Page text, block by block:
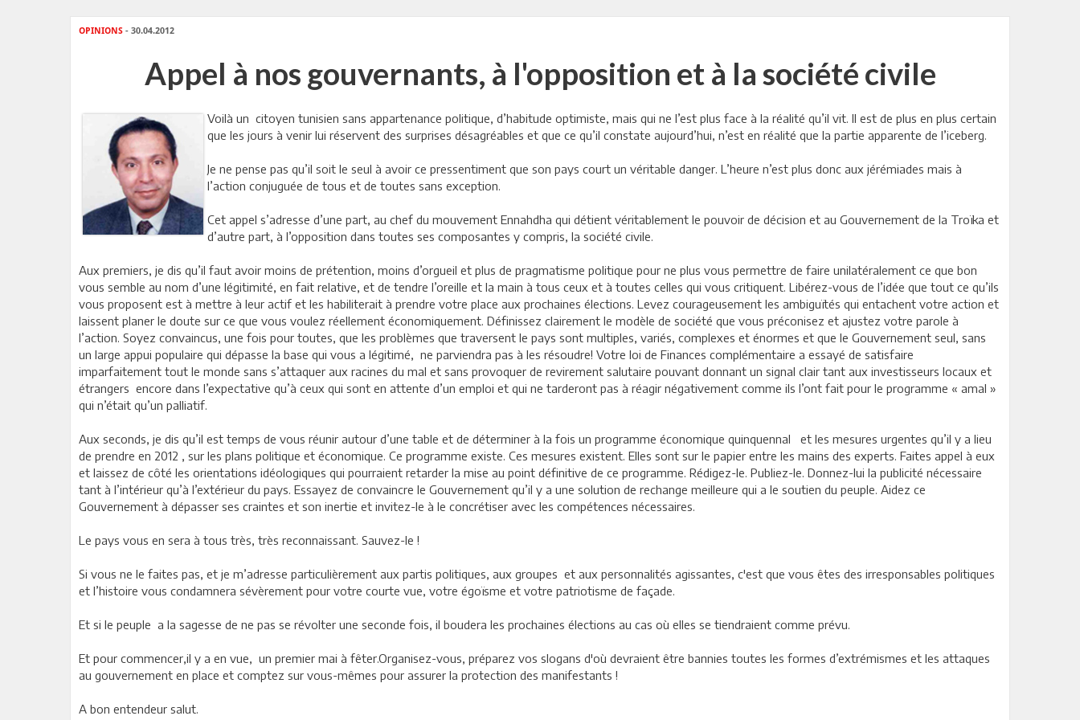
OPINIONS - 30.04.2012
Appel à nos gouvernants, à l'opposition et à la société civile
Voilà un citoyen tunisien sans appartenance politique, d’habitude optimiste, mais qui ne l’est plus face à la réalité qu’il vit. Il est de plus en plus certain
que les jours à venir lui réservent des surprises désagréables et que ce qu’il constate aujourd’hui, n’est en réalité que la partie apparente de l’iceberg.
Je ne pense pas qu’il soit le seul à avoir ce pressentiment que son pays court un véritable danger. L’heure n’est plus donc aux jérémiades mais à
l’action conjuguée de tous et de toutes sans exception.
Cet appel s’adresse d’une part, au chef du mouvement Ennahdha qui détient véritablement le pouvoir de décision et au Gouvernement de la Troïka et
d’autre part, à l’opposition dans toutes ses composantes y compris, la société civile.
Aux premiers, je dis qu’il faut avoir moins de prétention, moins d’orgueil et plus de pragmatisme politique pour ne plus vous permettre de faire unilatéralement ce que bon
vous semble au nom d’une légitimité, en fait relative, et de tendre l’oreille et la main à tous ceux et à toutes celles qui vous critiquent. Libérez-vous de l’idée que tout ce qu’ils
vous proposent est à mettre à leur actif et les habiliterait à prendre votre place aux prochaines élections. Levez courageusement les ambiguïtés qui entachent votre action et
laissent planer le doute sur ce que vous voulez réellement économiquement. Définissez clairement le modèle de société que vous préconisez et ajustez votre parole à
l’action. Soyez convaincus, une fois pour toutes, que les problèmes que traversent le pays sont multiples, variés, complexes et énormes et que le Gouvernement seul, sans
un large appui populaire qui dépasse la base qui vous a légitimé, ne parviendra pas à les résoudre! Votre loi de Finances complémentaire a essayé de satisfaire
imparfaitement tout le monde sans s’attaquer aux racines du mal et sans provoquer de revirement salutaire pouvant donnant un signal clair tant aux investisseurs locaux et
étrangers encore dans l’expectative qu’à ceux qui sont en attente d’un emploi et qui ne tarderont pas à réagir négativement comme ils l’ont fait pour le programme « amal »
qui n’était qu’un palliatif.
Aux seconds, je dis qu’il est temps de vous réunir autour d’une table et de déterminer à la fois un programme économique quinquennal et les mesures urgentes qu’il y a lieu
de prendre en 2012 , sur les plans politique et économique. Ce programme existe. Ces mesures existent. Elles sont sur le papier entre les mains des experts. Faites appel à eux
et laissez de côté les orientations idéologiques qui pourraient retarder la mise au point définitive de ce programme. Rédigez-le. Publiez-le. Donnez-lui la publicité nécessaire
tant à l’intérieur qu’à l’extérieur du pays. Essayez de convaincre le Gouvernement qu’il y a une solution de rechange meilleure qui a le soutien du peuple. Aidez ce
Gouvernement à dépasser ses craintes et son inertie et invitez-le à le concrétiser avec les compétences nécessaires.
Le pays vous en sera à tous très, très reconnaissant. Sauvez-le !
Si vous ne le faites pas, et je m’adresse particulièrement aux partis politiques, aux groupes et aux personnalités agissantes, c'est que vous êtes des irresponsables politiques
et l’histoire vous condamnera sévèrement pour votre courte vue, votre égoïsme et votre patriotisme de façade.
Et si le peuple a la sagesse de ne pas se révolter une seconde fois, il boudera les prochaines élections au cas où elles se tiendraient comme prévu.
Et pour commencer,il y a en vue, un premier mai à fêter.Organisez-vous, préparez vos slogans d'où devraient être bannies toutes les formes d’extrémismes et les attaques
au gouvernement en place et comptez sur vous-mêmes pour assurer la protection des manifestants !
A bon entendeur salut.